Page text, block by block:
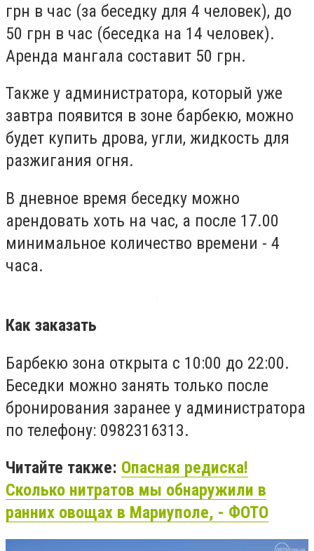
грн в час (за беседку для 4 человек), до
50 грн в час (беседка на 14 человек).
Аренда мангала составит 50 грн.
Также у администратора, который уже
завтра появится в зоне барбекю, можно
будет купить дрова, угли, жидкость для
разжигания огня.
В дневное время беседку можно
арендовать хоть на час, а после 17.00
минимальное количество времени - 4
часа.
Как заказать
Барбекю зона открыта с 10:00 до 22:00.
Беседки можно занять только после
бронирования заранее у администратора
по телефону: 0982316313.
Читайте также: Опасная редиска!
Сколько нитратов мы обнаружили в
ранних овощах в Мариуполе, - ФОТО